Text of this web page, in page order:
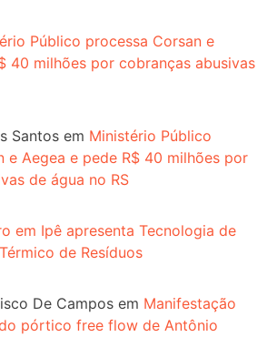
Público processa Corsan e
40 milhões por cobranças abusivas
Santos em Ministério Público
e Aegea e pede R$ 40 milhões por
de água no RS
em Ipê apresenta Tecnologia de
de Resíduos
De Campos em Manifestação
pórtico free flow de Antônio